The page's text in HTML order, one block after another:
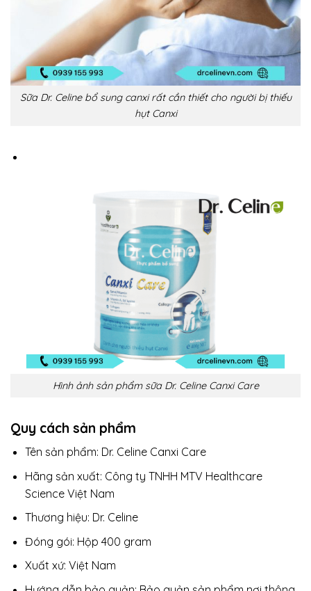
Sữa Dr. Celine bổ sung canxi rất cần thiết cho người bị thiếu
hụt Canxi
Hình ảnh sản phẩm sữa Dr. Celine Canxi Care
Quy cách sản phẩm
Tên sản phẩm: Dr. Celine Canxi Care
Hãng sản xuất: Công ty TNHH MTV Healthcare
Science Việt Nam
Thương hiệu: Dr. Celine
Đóng gói: Hộp 400 gram
Xuất xứ: Việt Nam